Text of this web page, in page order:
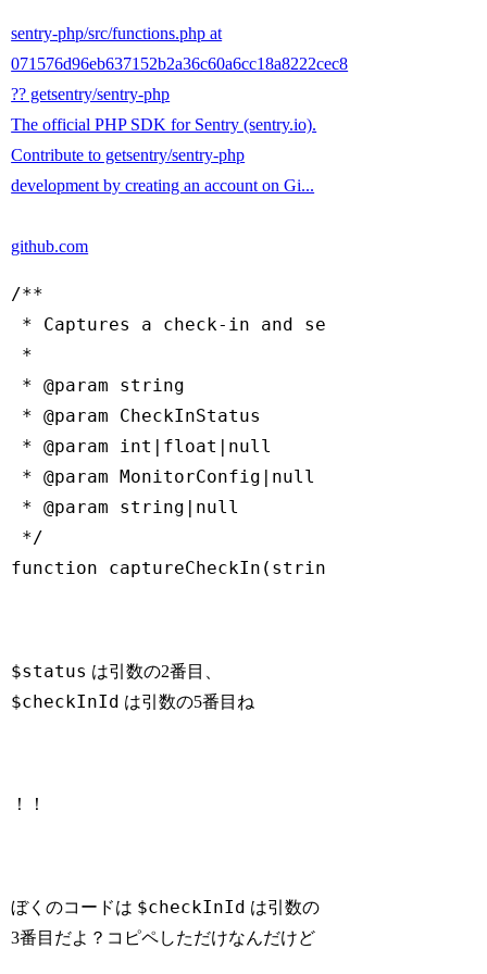
sentry-php/src/functions.php at
071576d96eb637152b2a36c60a6cc18a8222cec8
?? getsentry/sentry-php
The official PHP SDK for Sentry (sentry.io).
Contribute to getsentry/sentry-php
development by creating an account on Gi...
github.com
/**
* Captures a check-in and sends it to
*
* @param string             $slug
* @param CheckInStatus      $status
* @param int|float|null     $duration
* @param MonitorConfig|null
* @param string|null        $checkInId     A
*/
function
captureCheckIn (string $slug,
$status は引数の2番目、
$checkInId は引数の5番目ね
！！
ぼくのコードは $checkInId は引数の
3番目だよ？コピペしただけなんだけど